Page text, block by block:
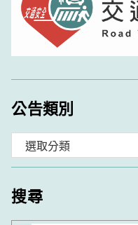
公告類別
類
搜尋